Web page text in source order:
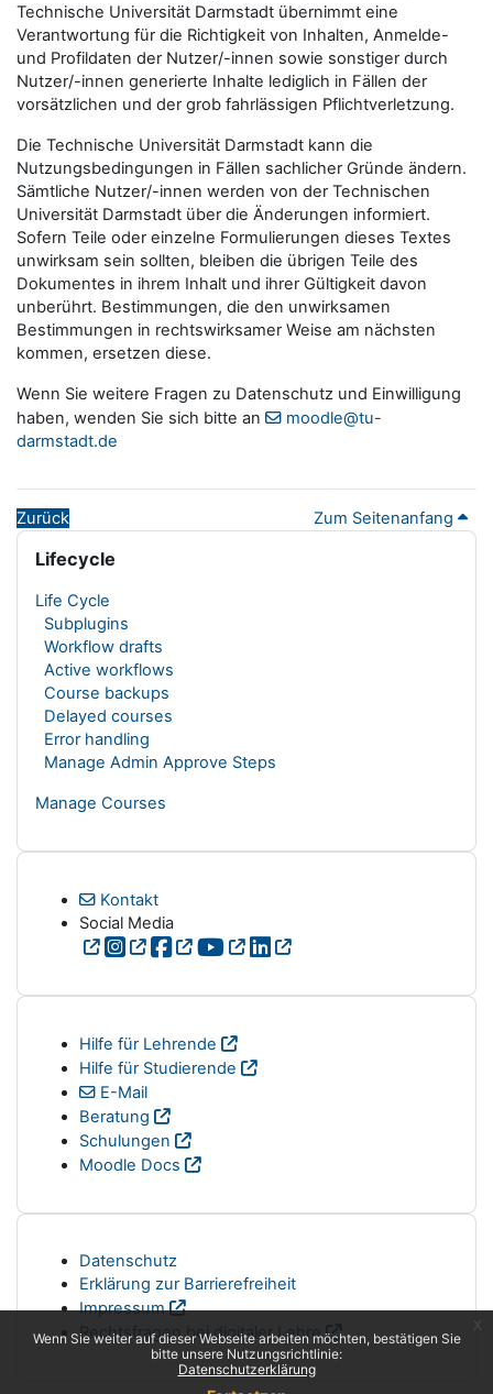
Wenn Sie weiter auf dieser Webseite arbeiten möchten, bestätigen Sie
bitte unsere Nutzungsrichtlinie:
Datenschutzerklärung
Technische Universität Darmstadt übernimmt eine
Verantwortung für die Richtigkeit von Inhalten, Anmelde-
und Profildaten der Nutzer/-innen sowie sonstiger durch
Nutzer/-innen generierte Inhalte lediglich in Fällen der
vorsätzlichen und der grob fahrlässigen Pflichtverletzung.
Die Technische Universität Darmstadt kann die
Nutzungsbedingungen in Fällen sachlicher Gründe ändern.
Sämtliche Nutzer/-innen werden von der Technischen
Universität Darmstadt über die Änderungen informiert.
Sofern Teile oder einzelne Formulierungen dieses Textes
unwirksam sein sollten, bleiben die übrigen Teile des
Dokumentes in ihrem Inhalt und ihrer Gültigkeit davon
unberührt. Bestimmungen, die den unwirksamen
Bestimmungen in rechtswirksamer Weise am nächsten
kommen, ersetzen diese.
Wenn Sie weitere Fragen zu Datenschutz und Einwilligung
haben, wenden Sie sich bitte an
moodle@tu-
darmstadt.de
Zurück Zum Seitenanfang
Blöcke
Lifecycle überspringen
Lifecycle
Life Cycle
Subplugins
Workflow drafts
Active workflows
Course backups
Delayed courses
Error handling
Manage Admin Approve Steps
Manage Courses
Kontakt
Social Media
Hilfe für Lehrende
Hilfe für Studierende
E-Mail
Beratung
Schulungen
Moodle Docs
Datenschutz
Erklärung zur Barrierefreiheit
Impressum
Rechtsfragen bei digitaler Lehre